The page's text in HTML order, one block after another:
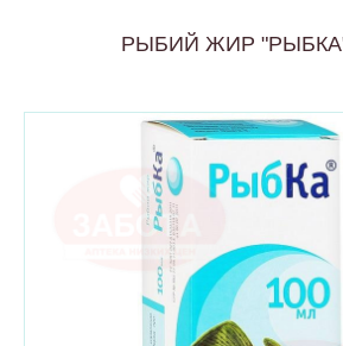
РЫБИЙ ЖИР